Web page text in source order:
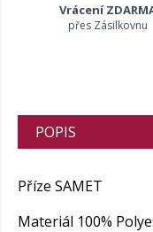
Vrácení
přes Zásilkovnu
POPIS
Příze SAMET
Materiál 100%